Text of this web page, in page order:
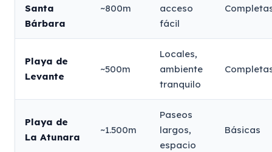
Santa
Bárbara
~800m
acceso
fácil
Playa de
Levante
~500m
Locales,
ambiente
tranquilo
Playa de
La Atunara
~1.500m
Paseos
largos,
espacio
Básicas